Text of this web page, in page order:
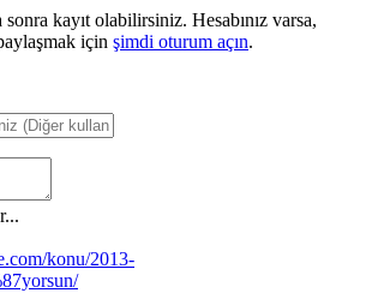
kayıt olabilirsiniz. Hesabınız varsa,
için şimdi oturum açın.
konu/2013-